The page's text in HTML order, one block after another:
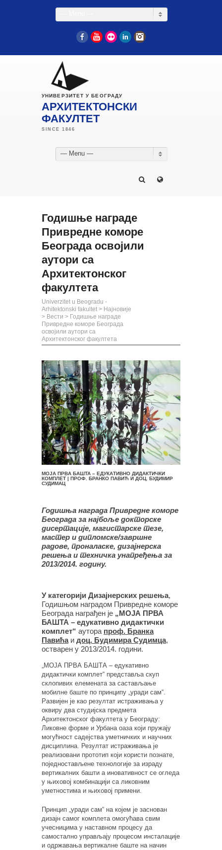
FacebookYouTube
Flickr LinkedIn
УНИВЕРЗИТЕТ У БЕОГРАДУ
АРХИТЕКТОНСКИ
ФАКУЛТЕТ
— Menu —
Годишње награде
Привредне коморе
Београда освојили
аутори са
Архитектонског
факултета
Univerzitet u Beogradu -
Arhitektonski fakultet > Најновије
> Вести > Годишње награде
Привредне коморе Београда
освојили аутори са
Архитектонског факултета
МОЈА ПРВА БАШТА – ЕДУКАТИВНО ДИДАКТИЧКИ
КОМПЛЕТ | ПРОФ. БРАНКО ПАВИЋ И ДОЦ. БУДИМИР
СУДИМАЦ
Годишња награда Привредне коморе
Београда за најбоље докторске
дисертације, магистарске тезе,
мастер и дипломске/завршне
радове, проналаске, дизајнерска
решења и техничка унапређења за
2013/2014. годину.
У категорији Дизајнерских решења,
Годишњом наградом Привредне коморе
Београда награђен је „МОЈА ПРВА
БАШТА – едукативно дидактички
комплет“ аутора проф. Бранка
Павићаи доц. Будимира Судимца,
остварен у 2013/2014. години.
„МОЈА ПРВА БАШТА – едукативно
дидактички комплет“ представља скуп
склопивих елемената за састављање
мобилне баште по принципу „уради сам“.
Развијен је као резултат истраживања у
оквиру два студијска предмета
Архитектонског факултета у Београду:
Ликовне форме и Урбана оаза који пружају
могућност садејства уметничких и научних
дисциплина. Резултат истраживања је
реализовани прототип који користи познате,
поједностављене технологије за израду
вертикалних башти а иновативност се огледа
у њиховој комбинацији са ликовним
уметностима и њиховој примени.
Принцип „уради сам“ на којем је заснован
дизајн самог комплета омогућава свим
учесницима у наставном процесу да
самостално управљају процесом инсталације
и одржавања вертикалне баште на начин